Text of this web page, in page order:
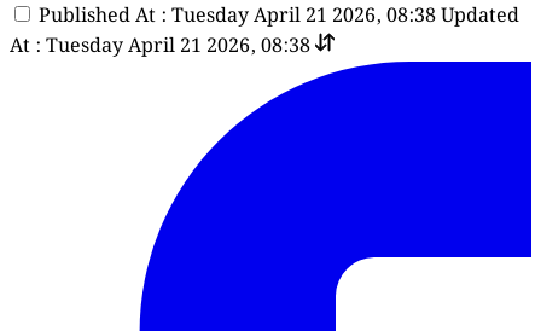
Published At : Tuesday April 21 2026, 08:38Updated
At : Tuesday April 21 2026, 08:38